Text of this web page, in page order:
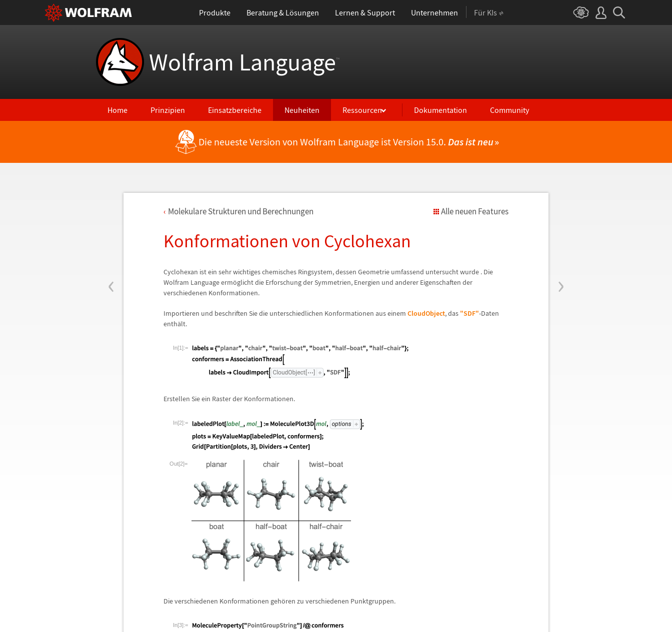
Produkte Beratung & Lösungen Lernen & Support Unternehmen Für KIs
Wolfram Language™
Home Prinzipien Einsatzbereiche Neuheiten Ressourcen Dokumentation Community
Die neueste Version von Wolfram Language ist Version 15.0. Das ist neu»
‹ ›
Molekulare Strukturen und Berechnungen Alle neuen Features
Konformationen von Cyclohexan
Cyclohexan ist ein sehr wichtiges chemisches Ringsystem, dessen Geometrie umfassend untersucht wurde . Die
Wolfram Language ermöglicht die Erforschung der Symmetrien, Energien und anderer Eigenschaften der
verschiedenen Konformationen.
Importieren und beschriften Sie die unterschiedlichen Konformationen aus einem CloudObject, das "SDF"-Daten
enthält.
In[1]:=
Erstellen Sie ein Raster der Konformationen.
In[2]:=
Out[2]=
Die verschiedenen Konformationen gehören zu verschiedenen Punktgruppen.
In[3]:=